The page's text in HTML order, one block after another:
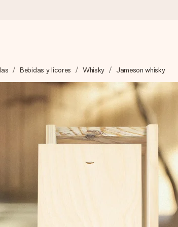
con cuidado y lo enviamos al vuelo, para que lo
opiniones)
Los clientes nos dan un 4,5 en Google
pasos – con su nombre, tu foto o un mensaje
Bebidas y licores Whisky Jameson whisky